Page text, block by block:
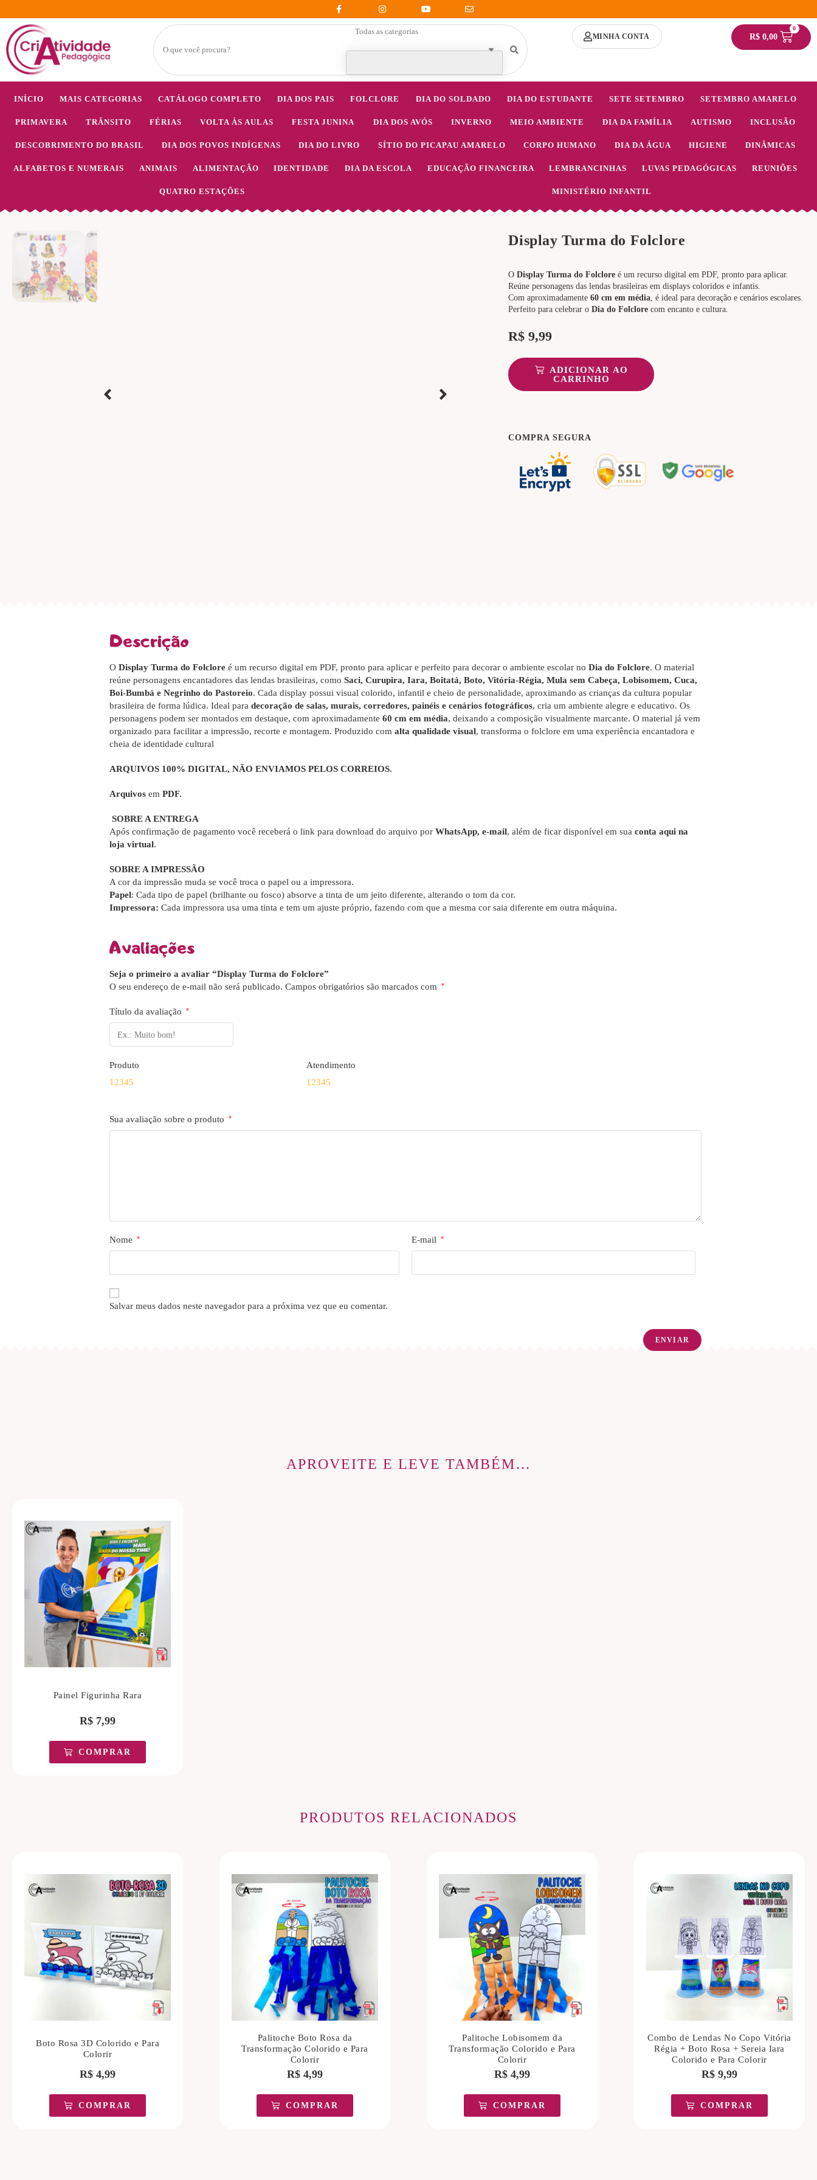
Todas as categorias
MINHA CONTA R$0,00
0
INÍCIO MAIS CATEGORIAS CATÁLOGO COMPLETO DIA DOS PAIS FOLCLORE DIA DO SOLDADO DIA DO ESTUDANTE SETE SETEMBRO SETEMBRO AMARELO
PRIMAVERA TRÂNSITO FÉRIAS VOLTA ÀS AULAS FESTA JUNINA DIA DOS AVÓS INVERNO MEIO AMBIENTE DIA DA FAMÍLIA AUTISMO INCLUSÃO
DESCOBRIMENTO DO BRASIL DIA DOS POVOS INDÍGENAS DIA DO LIVRO SÍTIO DO PICAPAU AMARELO CORPO HUMANO DIA DA ÁGUA HIGIENE DINÂMICAS
ALFABETOS E NUMERAIS ANIMAIS ALIMENTAÇÃO IDENTIDADE DIA DA ESCOLA EDUCAÇÃO FINANCEIRA LEMBRANCINHAS LUVAS PEDAGÓGICAS REUNIÕES
QUATRO ESTAÇÕES MINISTÉRIO INFANTIL
Display Turma do Folclore
ODisplay Turma do Folclore é um recurso digital em PDF, pronto para aplicar.
Reúne personagens das lendas brasileiras em displays coloridos e infantis.
Com aproximadamente60 cm em média, é ideal para decoração e cenários escolares.
Perfeito para celebrar oDia do Folclore com encanto e cultura.
R$ 9,99
ADICIONAR AO
CARRINHO
COMPRA SEGURA
Descrição
O Display Turma do Folclore é um recurso digital em PDF, pronto para aplicar e perfeito para decorar o ambiente escolar no Dia do Folclore. O material
reúne personagens encantadores das lendas brasileiras, como Saci, Curupira, Iara, Boitatá, Boto, Vitória-Régia, Mula sem Cabeça, Lobisomem, Cuca,
Boi-Bumbá e Negrinho do Pastoreio. Cada display possui visual colorido, infantil e cheio de personalidade, aproximando as crianças da cultura popular
brasileira de forma lúdica. Ideal para decoração de salas, murais, corredores, painéis e cenários fotográficos, cria um ambiente alegre e educativo. Os
personagens podem ser montados em destaque, com aproximadamente 60 cm em média, deixando a composição visualmente marcante. O material já vem
organizado para facilitar a impressão, recorte e montagem. Produzido com alta qualidade visual, transforma o folclore em uma experiência encantadora e
cheia de identidade cultural
ARQUIVOS 100% DIGITAL, NÃO ENVIAMOS PELOS CORREIOS.
Arquivos em PDF.
SOBRE A ENTREGA
Após confirmação de pagamento você receberá o link para download do arquivo por WhatsApp, e-mail, além de ficar disponível em sua conta aqui na
loja virtual.
SOBRE A IMPRESSÃO
A cor da impressão muda se você troca o papel ou a impressora.
Papel: Cada tipo de papel (brilhante ou fosco) absorve a tinta de um jeito diferente, alterando o tom da cor.
Impressora: Cada impressora usa uma tinta e tem um ajuste próprio, fazendo com que a mesma cor saia diferente em outra máquina.
Avaliações
Seja o primeiro a avaliar “Display Turma do Folclore”
O seu endereço de e-mail não será publicado. Campos obrigatórios são marcados com *
Título da avaliação *
Produto
1 2345
Atendimento
1 2345
Sua avaliação sobre o produto *
Nome * E-mail *
Salvar meus dados neste navegador para a próxima vez que eu comentar.
APROVEITE E LEVE TAMBÉM…
Painel Figurinha Rara
R$ 7,99
COMPRAR
PRODUTOS RELACIONADOS
Boto Rosa 3D Colorido e Para
Colorir
R$ 4,99
COMPRAR
Palitoche Boto Rosa da
Transformação Colorido e Para
Colorir
R$ 4,99
COMPRAR
Palitoche Lobisomem da
Transformação Colorido e Para
Colorir
R$ 4,99
COMPRAR
Combo de Lendas No Copo Vitória
Régia + Boto Rosa + Sereia Iara
Colorido e Para Colorir
R$ 9,99
COMPRAR